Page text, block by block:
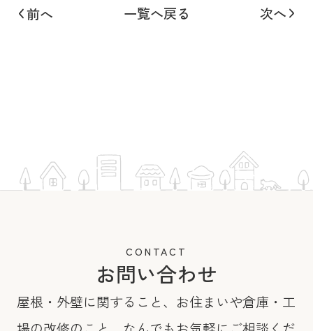
前へ 一覧へ戻る 次へ
CONTACT
お問い合わせ
屋根・外壁に関すること、お住まいや倉庫・工